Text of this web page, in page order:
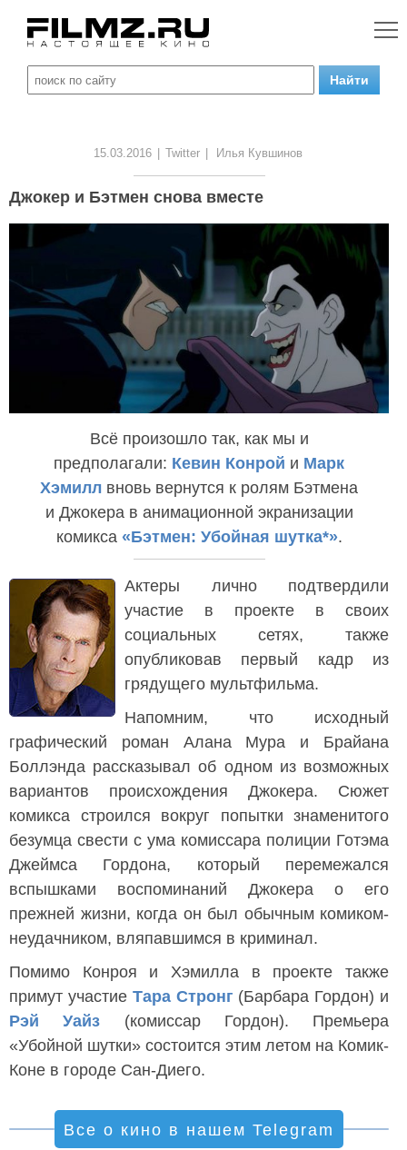
15.03.2016 Twitter Илья Кувшинов
Джокер и Бэтмен снова вместе
Всё произошло так, как мы и
предполагали: Кевин Конрой и Марк
Хэмилл вновь вернутся к ролям Бэтмена
и Джокера в анимационной экранизации
комикса «Бэтмен: Убойная шутка*».
Актеры лично подтвердили
участие в проекте в своих
социальных сетях, также
опубликовав первый кадр из
грядущего мультфильма.
Напомним, что исходный
графический роман Алана Мура и Брайана
Боллэнда рассказывал об одном из возможных
вариантов происхождения Джокера. Сюжет
комикса строился вокруг попытки знаменитого
безумца свести с ума комиссара полиции Готэма
Джеймса Гордона, который перемежался
вспышками воспоминаний Джокера о его
прежней жизни, когда он был обычным комиком-
неудачником, вляпавшимся в криминал.
Помимо Конроя и Хэмилла в проекте также
примут участие Тара Стронг (Барбара Гордон) и
Рэй Уайз (комиссар Гордон). Премьера
«Убойной шутки» состоится этим летом на Комик-
Коне в городе Сан-Диего.
Все о кино в нашем Telegram